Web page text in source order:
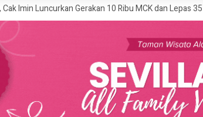
Gerakan 10 Ribu MCK dan Lepas 357 PMI